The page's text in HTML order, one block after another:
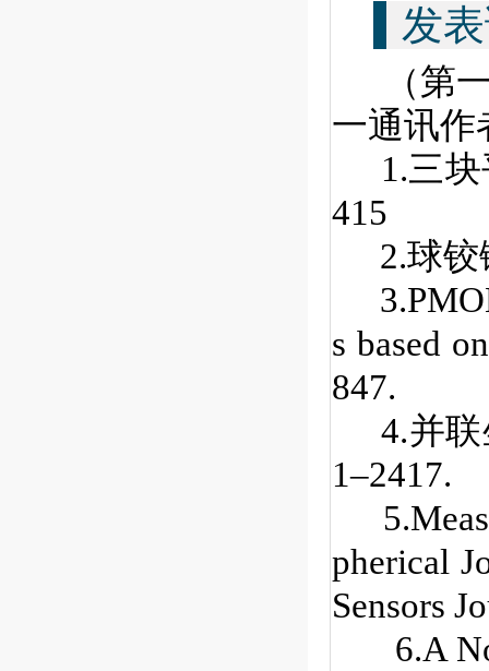
发
（第
一通讯作
1.三
415
2.球
s based
847.
4.并
1–2417.
pherical
Sensors
6.A